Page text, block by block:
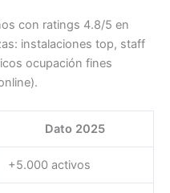
con ratings 4.8/5 en
instalaciones top, staff
ocupación fines
Dato 2025
+5.000 activos